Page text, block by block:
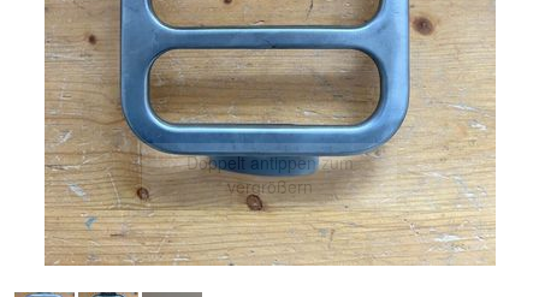
Doppelt antippen zum
vergrößern